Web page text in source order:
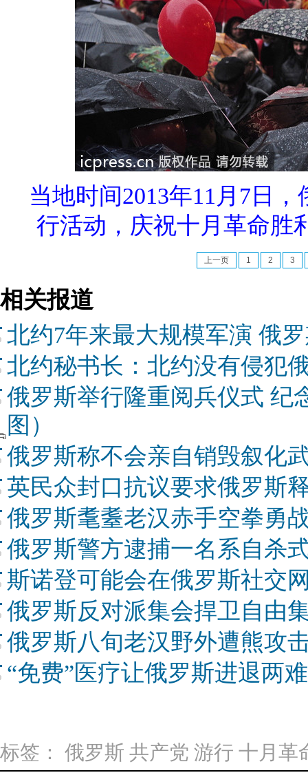
当地时间2013年11月7日
行活动，庆祝十月革命胜
上一页 1 2 3
相关报道
北约7年来最大规模军演 俄
北约秘书长：北约没有侵犯
俄罗斯举行隆重阅兵仪式 纪
图）
俄罗斯称不会亲自销毁叙化
英民众封口抗议要求俄罗斯
俄罗斯耄耋老汉赤手空拳勇
俄罗斯警方逮捕一名系自杀
斯诺登可能会在俄罗斯社交
俄罗斯反对派集会捍卫自由
俄罗斯八旬老汉野外遭熊攻
“免费”医疗让俄罗斯进退两难
标签： 俄罗斯 共产党 游行 十月革